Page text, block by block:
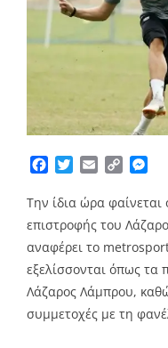
Facebook
TwitterEmailCopy
Την ίδια ώρα φαίνεται
επιστροφής του
αναφέρει το
εξελίσσονται όπως τα
Λάζαρος Λάμπρου,
συμμετοχές με τη